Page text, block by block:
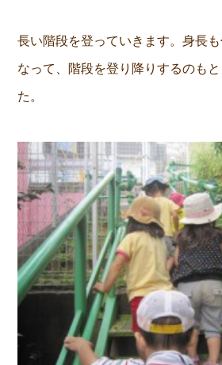
長い階段を登っていきます。身長
なって、階段を登り降りするのも
た。